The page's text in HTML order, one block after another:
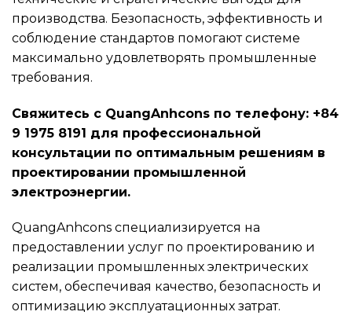
производства. Безопасность, эффективность и
соблюдение стандартов помогают системе
максимально удовлетворять промышленные
требования.
Свяжитесь с QuangAnhcons по телефону: +84
9 1975 8191 для профессиональной
консультации по оптимальным решениям в
проектировании промышленной
электроэнергии.
QuangAnhcons специализируется на
предоставлении услуг по проектированию и
реализации промышленных электрических
систем, обеспечивая качество, безопасность и
оптимизацию эксплуатационных затрат.